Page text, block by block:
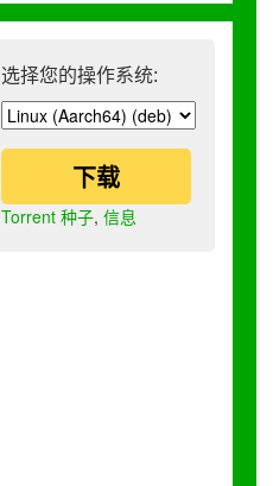
选择您的操作系统:
下载
Torrent 种子, 信息